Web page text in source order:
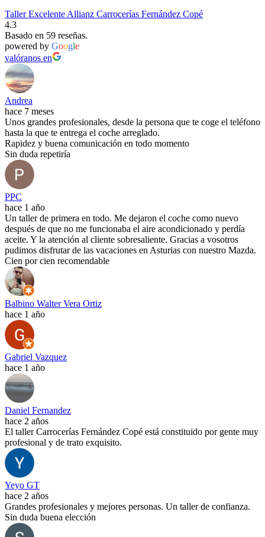
Taller Excelente Allianz Carrocerías Fernández Copé
4.3
Basado en 59 reseñas.
powered by Google
valóranos en
Andrea
hace 7 meses
Unos grandes profesionales, desde la persona que te coge el teléfono
hasta la que te entrega el coche arreglado.
Rapidez y buena comunicación en todo momento
Sin duda repetiría
PPC
hace 1 año
Un taller de primera en todo. Me dejaron el coche como nuevo
después de que no me funcionaba el aire acondicionado y perdía
aceite. Y la atención al cliente sobresaliente. Gracias a vosotros
pudimos disfrutar de las vacaciones en Asturias con nuestro Mazda.
Cien por cien recomendable
Balbino Walter Vera Ortiz
hace 1 año
Gabriel Vazquez
hace 1 año
Daniel Fernandez
hace 2 años
El taller Carrocerías Fernández Copé está constituido por gente muy
profesional y de trato exquisito.
Yeyo GT
hace 2 años
Grandes profesionales y mejores personas. Un taller de confianza.
Sin duda buena elección